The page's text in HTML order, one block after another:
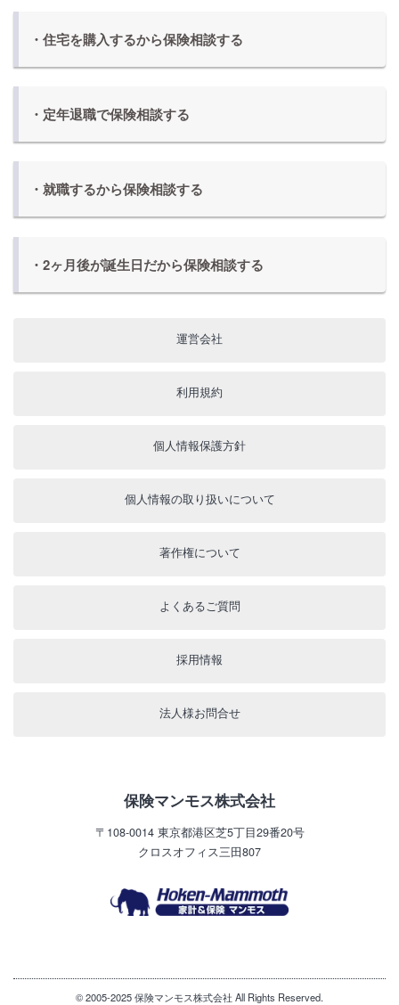
・住宅を購入するから保険相談する
・定年退職で保険相談する
・就職するから保険相談する
・2ヶ月後が誕生日だから保険相談する
運営会社
利用規約
個人情報保護方針
個人情報の取り扱いについて
著作権について
よくあるご質問
採用情報
法人様お問合せ
保険マンモス株式会社
〒108-0014東京都港区芝5丁目29番20号
クロスオフィス三田807
© 2005-2025 保険マンモス株式会社 All Rights Reserved.